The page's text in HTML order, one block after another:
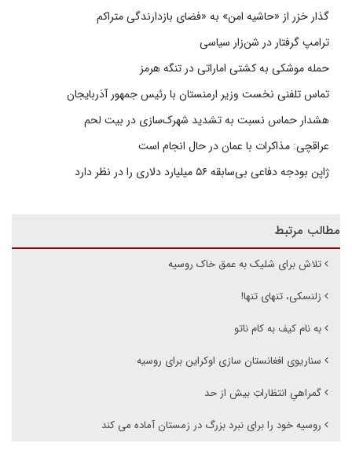
گذار خزر از «حاشیه امن» به «فضای بازدارندگی متراکم
ترامپ گرفتار در شن‌زار سیاسی
حمله موشکی به کشتی اماراتی در تنگه هرمز
تماس تلفنی نخست وزیر ارمنستان با رئیس جمهور آذربایجان
هشدار حماس نسبت به تشدید شهرک‌سازی در بیت‌ لحم
عراقچی: مذاکرات با عمان در حال انجام است
ژاپن بودجه دفاعی بی‌سابقه ۵۶ میلیارد دلاری را در نظر دارد
مطالب مرتبط
تلاش برای شلیک به عمق خاک روسیه
زلنسکی، تنهای تنها!
به نام کیف به کام ناتو
سناریوی افغانستان سازی اوکراین برای روسیه
گمراهیِ انتظاراتِ بیش از حد
روسیه خود را برای نبرد بزرگ در زمستان آماده می کند